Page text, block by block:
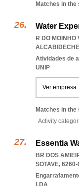
Matches in the
Water
R DO
Atividades de
UNIP
Ver empresa
Matches in the
Activity
Essentia
BR DOS
SOTAVE,
LDA